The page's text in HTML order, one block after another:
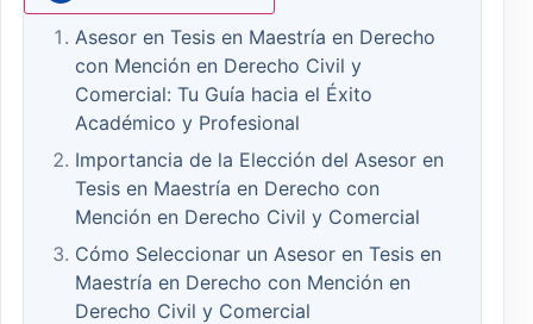
Asesor en Tesis en Maestría en Derecho
con Mención en Derecho Civil y
Comercial: Tu Guía hacia el Éxito
Académico y Profesional
Importancia de la Elección del Asesor en
Tesis en Maestría en Derecho con
Mención en Derecho Civil y Comercial
Cómo Seleccionar un Asesor en Tesis en
Maestría en Derecho con Mención en
Derecho Civil y Comercial